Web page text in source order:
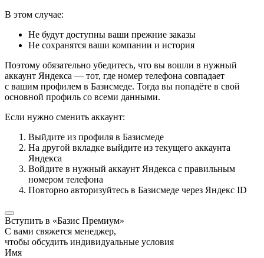
В этом случае:
Не будут доступны ваши прежние заказы
Не сохранятся ваши компании и история
Поэтому обязательно убедитесь, что вы вошли в нужный
аккаунт Яндекса — тот, где номер телефона совпадает
с вашим профилем в Базисмеде. Тогда вы попадёте в свой
основной профиль со всеми данными.
Если нужно сменить аккаунт:
Выйдите из профиля в Базисмеде
На другой вкладке выйдите из текущего аккаунта
Яндекса
Войдите в нужный аккаунт Яндекса с правильным
номером телефона
Повторно авторизуйтесь в Базисмеде через Яндекс ID
Вступить в «Базис Премиум»
С вами свяжется менеджер,
чтобы обсудить индивидуальные условия
Имя